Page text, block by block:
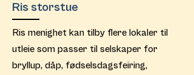
Ris storstue
Ris menighet kan tilby flere lokaler til
utleie som passer til selskaper for
bryllup, dåp, fødselsdagsfeiring,